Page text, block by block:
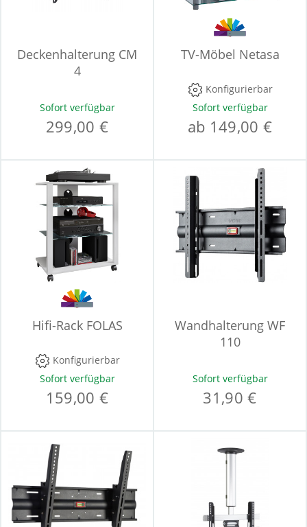
Deckenhalterung CM
4
Sofort verfügbar
299,00 €
TV-Möbel Netasa
Konfigurierbar
Sofort verfügbar
ab 149,00 €
Hifi-Rack FOLAS
Konfigurierbar
Sofort verfügbar
159,00 €
Wandhalterung WF
110
Sofort verfügbar
31,90 €